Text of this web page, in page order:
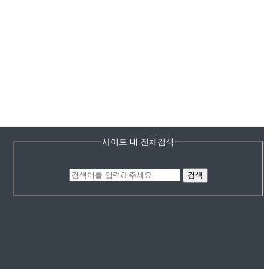
사이트 내 전체검색